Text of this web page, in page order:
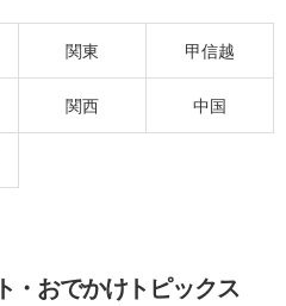
関東 甲信越
関西 中国
・おでかけトピックス